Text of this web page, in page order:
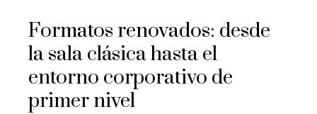
Formatos renovados: desde
la sala clásica hasta el
entorno corporativo de
primer nivel